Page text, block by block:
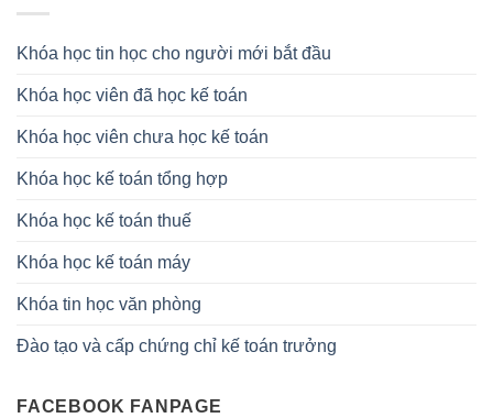
Khóa học tin học cho người mới bắt đầu
Khóa học viên đã học kế toán
Khóa học viên chưa học kế toán
Khóa học kế toán tổng hợp
Khóa học kế toán thuế
Khóa học kế toán máy
Khóa tin học văn phòng
Đào tạo và cấp chứng chỉ kế toán trưởng
FACEBOOK FANPAGE